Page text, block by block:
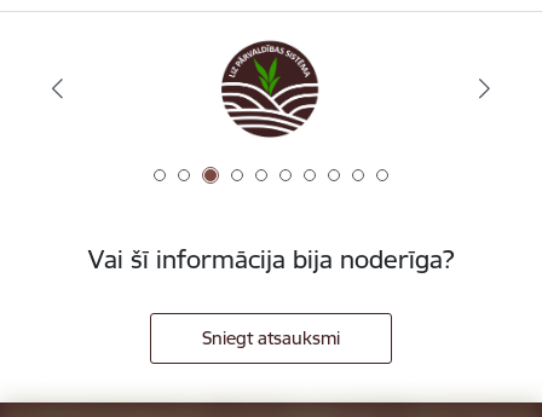
Vai šī informācija bija noderīga?
Sniegt atsauksmi